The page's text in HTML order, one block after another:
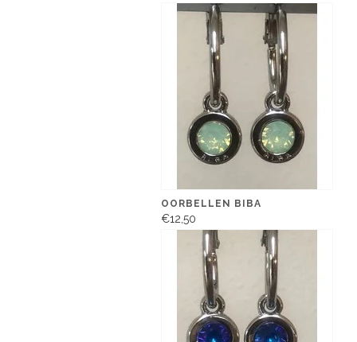
OORBELLEN BIBA
€12,50